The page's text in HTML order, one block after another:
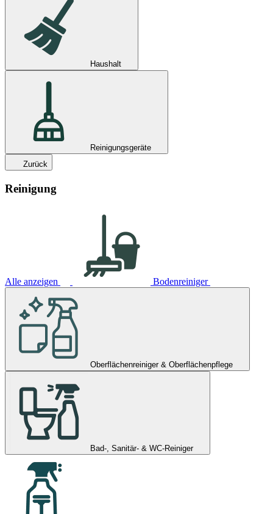
Haushalt
Reinigungsgeräte
Zurück
Reinigung
Alle anzeigen Bodenreiniger
Oberflächenreiniger & Oberflächenpflege
Bad-, Sanitär- & WC-Reiniger